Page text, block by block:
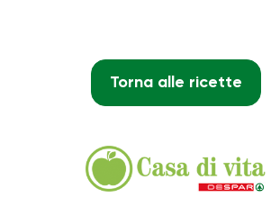
Torna alle ricette